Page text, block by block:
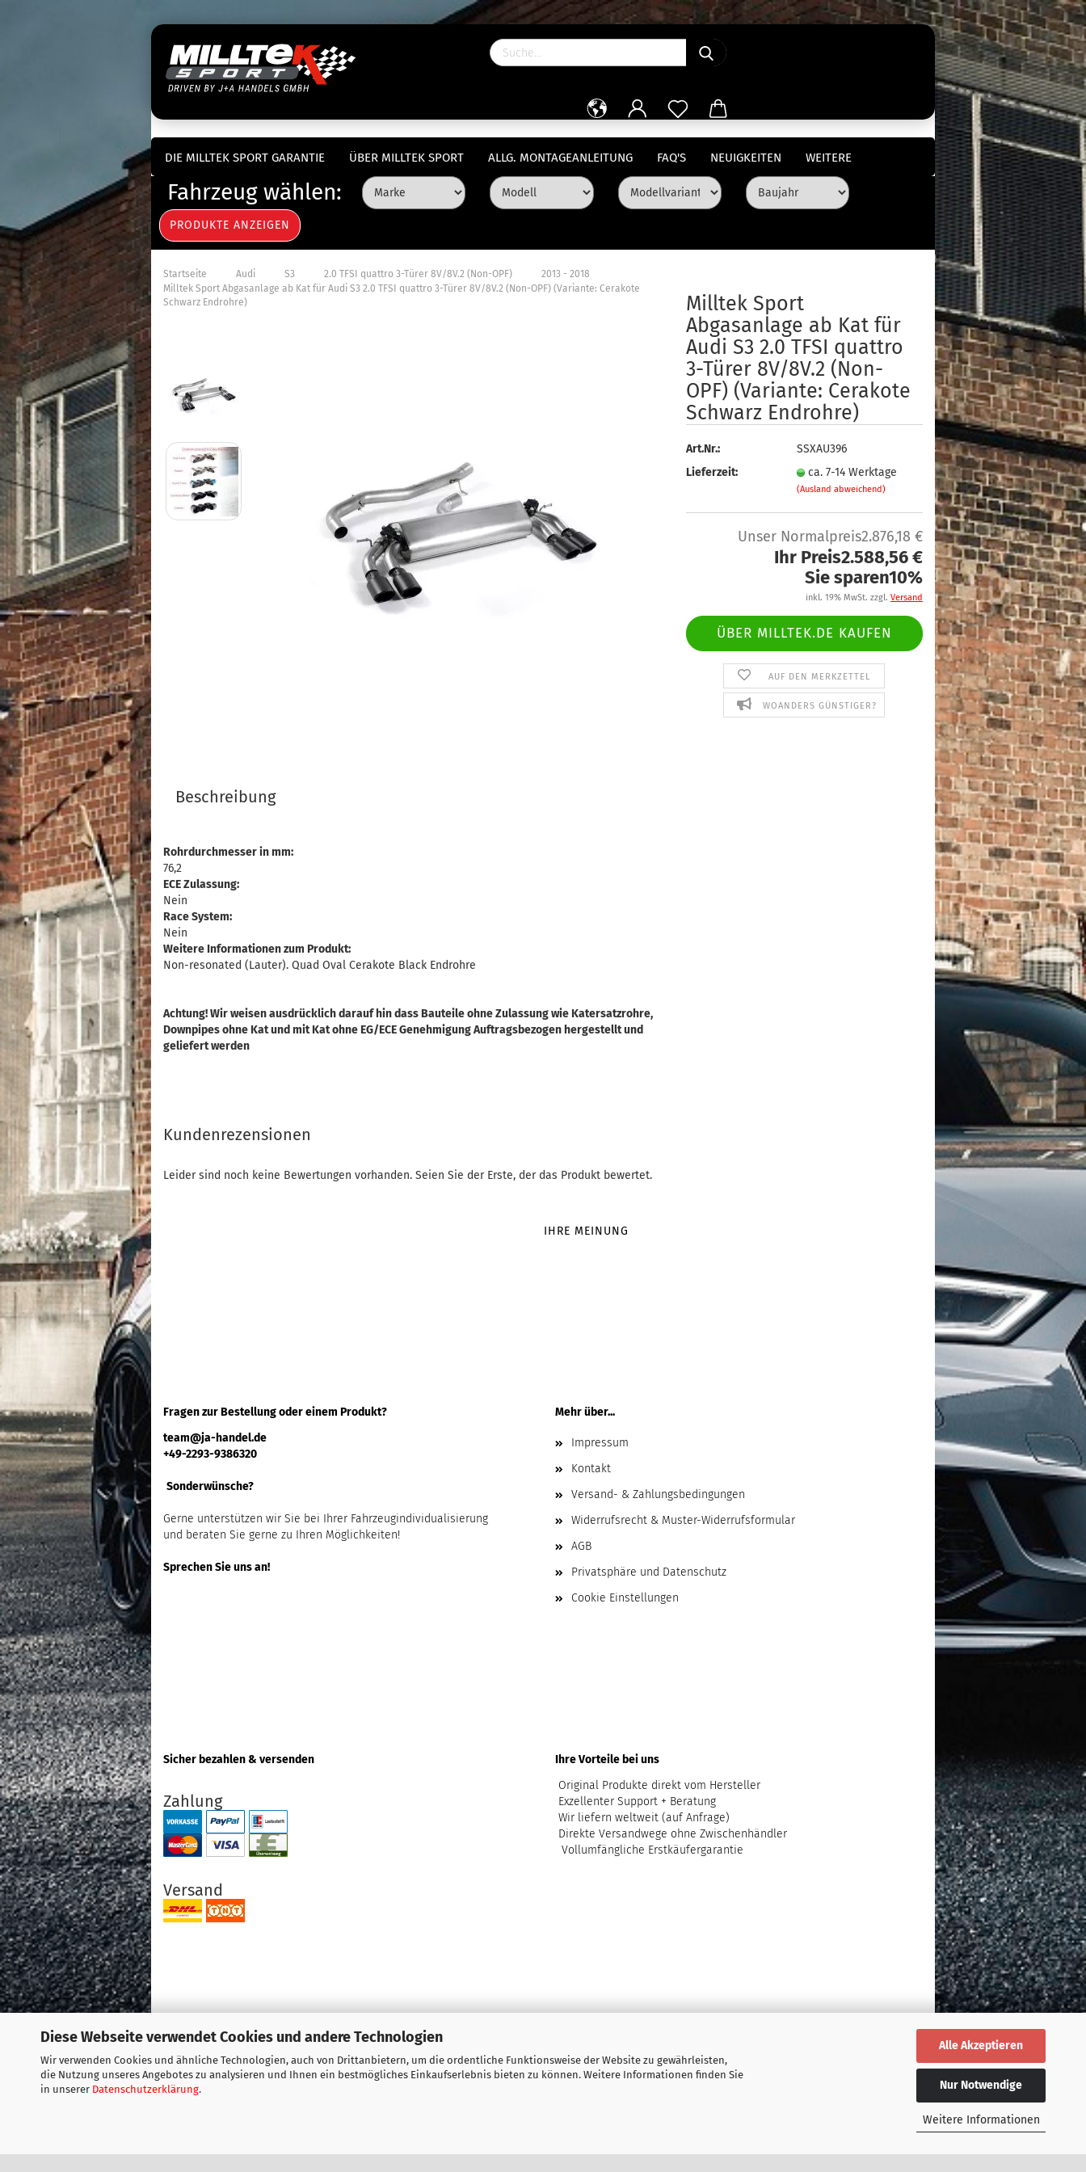
Diese Webseite verwendet Cookies und andere Technologien
Wir verwenden Cookies und ähnliche Technologien, auch von Drittanbietern, um die ordentliche Funktionsweise der Website zu gewährleisten,
die Nutzung unseres Angebotes zu analysieren und Ihnen ein bestmögliches Einkaufserlebnis bieten zu können. Weitere Informationen finden Sie
in unserer Datenschutzerklärung.
Alle Akzeptieren
Nur Notwendige
Weitere Informationen
DIE MILLTEK SPORT GARANTIE ÜBER MILLTEK SPORT ALLG. MONTAGEANLEITUNG FAQ'S NEUIGKEITEN WEITERE
Fahrzeug wählen:
Startseite Audi S3 2.0 TFSI quattro 3-Türer 8V/8V.2 (Non-OPF) 2013 - 2018
Milltek Sport Abgasanlage ab Kat für Audi S3 2.0 TFSI quattro 3-Türer 8V/8V.2 (Non-OPF) (Variante: Cerakote
Schwarz Endrohre)
Milltek Sport
Abgasanlage ab Kat für
Audi S3 2.0 TFSI quattro
3-Türer 8V/8V.2 (Non-
OPF) (Variante: Cerakote
Schwarz Endrohre)
Art.Nr.:
SSXAU396
Lieferzeit:
ca. 7-14 Werktage
(Ausland abweichend)
Unser Normalpreis2.876,18 €
Ihr Preis2.588,56 €
Sie sparen10%
inkl. 19% MwSt. zzgl. Versand
ÜBER MILLTEK.DE KAUFEN
AUF DEN MERKZETTEL
WOANDERS GÜNSTIGER?
Beschreibung
Rohrdurchmesser in mm:
76,2
ECE Zulassung:
Nein
Race System:
Nein
Weitere Informationen zum Produkt:
Non-resonated (Lauter). Quad Oval Cerakote Black Endrohre
Achtung! Wir weisen ausdrücklich darauf hin dass Bauteile ohne Zulassung wie Katersatzrohre,
Downpipes ohne Kat und mit Kat ohne EG/ECE Genehmigung Auftragsbezogen hergestellt und
geliefert werden
Kundenrezensionen
Leider sind noch keine Bewertungen vorhanden. Seien Sie der Erste, der das Produkt bewertet.
IHRE MEINUNG
Fragen zur Bestellung oder einem Produkt?
team@ja-handel.de
+49-2293-9386320
Sonderwünsche?
Gerne unterstützen wir Sie bei Ihrer Fahrzeugindividualisierung
und beraten Sie gerne zu Ihren Möglichkeiten!
Sprechen Sie uns an!
Mehr über...
Impressum
Kontakt
Versand- & Zahlungsbedingungen
Widerrufsrecht & Muster-Widerrufsformular
AGB
Privatsphäre und Datenschutz
Cookie Einstellungen
Sicher bezahlen & versenden
Zahlung
Versand
Ihre Vorteile bei uns
Original Produkte direkt vom Hersteller
Exzellenter Support + Beratung
Wir liefern weltweit (auf Anfrage)
Direkte Versandwege ohne Zwischenhändler
Vollumfängliche Erstkäufergarantie